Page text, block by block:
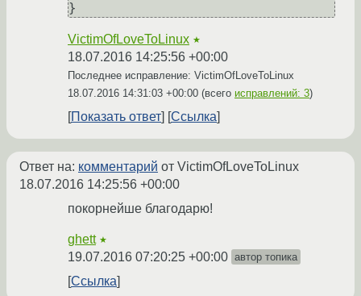
VictimOfLoveToLinux ★
18.07.2016 14:25:56 +00:00
Последнее исправление: VictimOfLoveToLinux
18.07.2016 14:31:03 +00:00 (всего исправлений: 3)
Показать ответ Ссылка
Ответ на: комментарий от VictimOfLoveToLinux
18.07.2016 14:25:56 +00:00
покорнейше благодарю!
ghett ★
19.07.2016 07:20:25 +00:00 автор топика
Ссылка